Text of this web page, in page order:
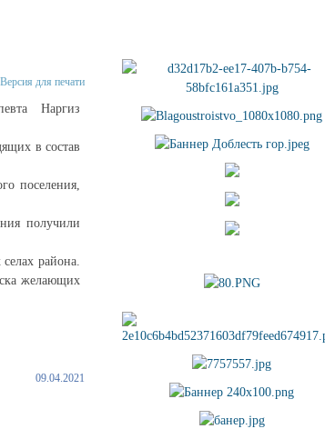
Версия для печати
Наргиз
в состав
поселения,
получили
района.
желающих
09.04.2021